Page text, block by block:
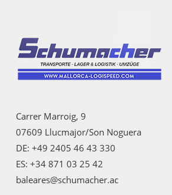
Carrer Marroig, 9
07609 Llucmajor/Son Noguera
DE: +49 2405 46 43 330
ES: +34 871 03 25 42
baleares@schumacher.ac